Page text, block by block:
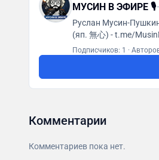
МУСИН В ЭФИРЕ 🎙
Руслан Мусин-Пушкин и моя рефлексия Обо мне -
(яп. 無心) - t.me/
Подписчиков: 1 ·
Комментарии
Комментариев пока нет.